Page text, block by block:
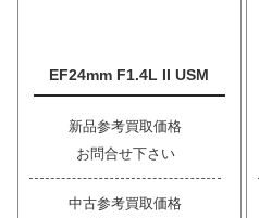
EF24mm F1.4L II USM
新品参考買取価格
お問合せ下さい
中古参考買取価格